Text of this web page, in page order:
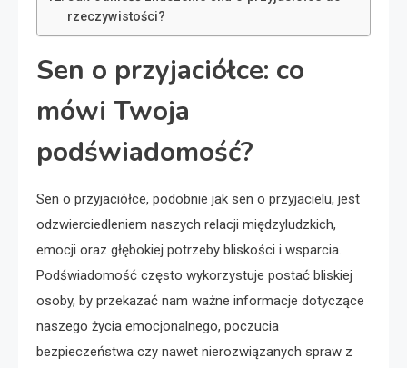
rzeczywistości?
Sen o przyjaciółce: co
mówi Twoja
podświadomość?
Sen o przyjaciółce, podobnie jak sen o przyjacielu, jest
odzwierciedleniem naszych relacji międzyludzkich,
emocji oraz głębokiej potrzeby bliskości i wsparcia.
Podświadomość często wykorzystuje postać bliskiej
osoby, by przekazać nam ważne informacje dotyczące
naszego życia emocjonalnego, poczucia
bezpieczeństwa czy nawet nierozwiązanych spraw z